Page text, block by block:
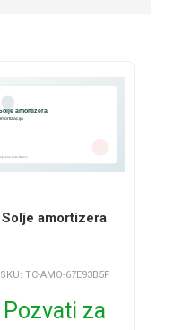
Solje amortizera
SKU: TC-AMO-67E93B5F
Pozvati za